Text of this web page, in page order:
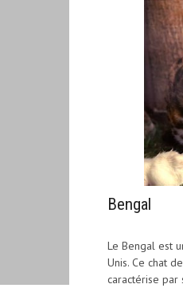
Bengal
Le Bengal est
Unis. Ce chat
caractérise par